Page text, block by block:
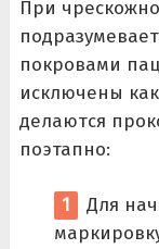
При
покровами
исключены
делаются
поэтапно:
Для